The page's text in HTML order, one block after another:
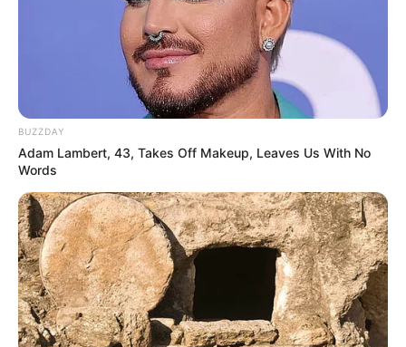
BUZZDAY
Adam Lambert, 43, Takes Off Makeup, Leaves Us With No
Words